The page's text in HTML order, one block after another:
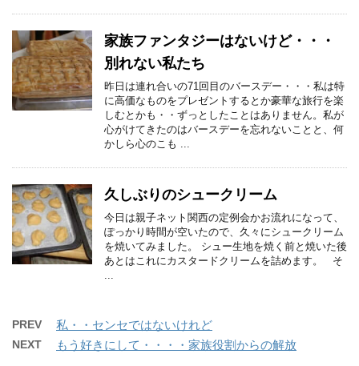
家族ファンタジーはないけど・・・
別れない私たち
昨日は連れ合いの71回目のバースデー・・・私は特
に高価なものをプレゼントするとか豪華な旅行を楽
しむとかも・・ずっとしたことはありません。私が
心がけてきたのはバースデーを忘れないことと、何
かしら心のこも ...
久しぶりのシュークリーム
今日は親子ネット関西の定例会かお流れになって、
ぽっかり時間が空いたので、久々にシュークリーム
を焼いてみました。 シュー生地を焼く前と焼いた後
あとはこれにカスタードクリームを詰めます。 そ
...
PREV 私・・センセではないけれど
NEXT もう好きにして・・・・家族役割からの解放